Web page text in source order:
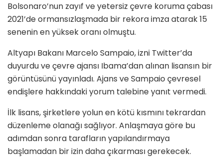
Bolsonaro’nun zayıf ve yetersiz çevre koruma çabası
2021’de ormansızlaşmada bir rekora imza atarak 15
senenin en yüksek oranı olmuştu.
Altyapı Bakanı Marcelo Sampaio, izni Twitter’da
duyurdu ve çevre ajansı Ibama’dan alınan lisansın bir
görüntüsünü yayınladı. Ajans ve Sampaio çevresel
endişlere hakkındaki yorum talebine yanıt vermedi.
İlk lisans, şirketlere yolun en kötü kısmını tekrardan
düzenleme olanağı sağlıyor. Anlaşmaya göre bu
adımdan sonra tarafların yapılandırmaya
başlamadan bir izin daha çıkarması gerekecek.